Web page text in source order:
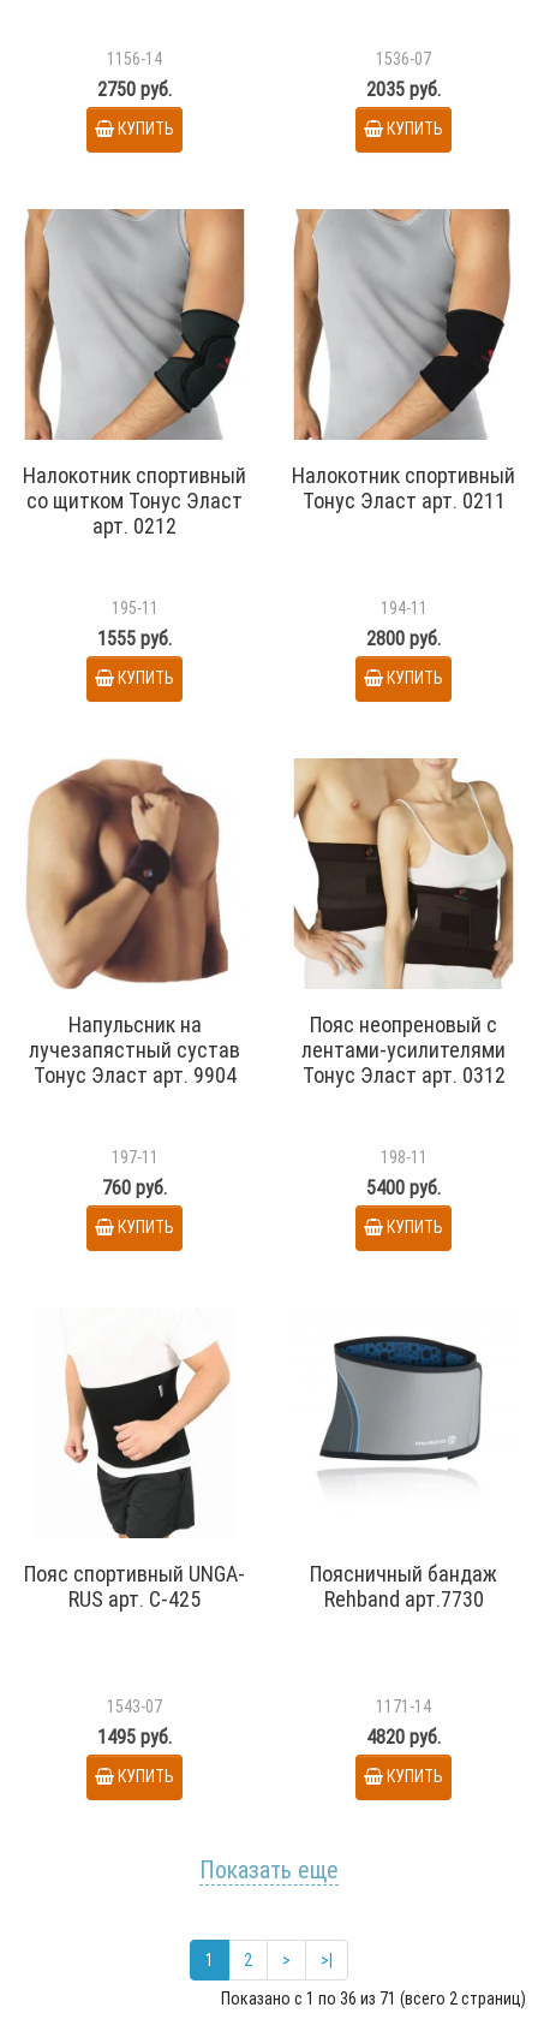
1156-14
2750 руб.
КУПИТЬ
1536-07
2035 руб.
КУПИТЬ
Налокотник спортивный
со щитком Тонус Эласт
арт. 0212
195-11
1555 руб.
КУПИТЬ
Налокотник спортивный
Тонус Эласт арт. 0211
194-11
2800 руб.
КУПИТЬ
Напульсник на
лучезапястный сустав
Тонус Эласт арт. 9904
197-11
760 руб.
КУПИТЬ
Пояс неопреновый с
лентами-усилителями
Тонус Эласт арт. 0312
198-11
5400 руб.
КУПИТЬ
Пояс спортивный UNGA-
RUS арт. С-425
1543-07
1495 руб.
КУПИТЬ
Поясничный бандаж
Rehband арт.7730
1171-14
4820 руб.
КУПИТЬ
Показать еще
1 2 >
>|
Показано с 1 по 36 из 71 (всего 2 страниц)